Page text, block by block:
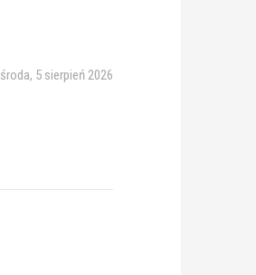
środa, 5 sierpień 2026